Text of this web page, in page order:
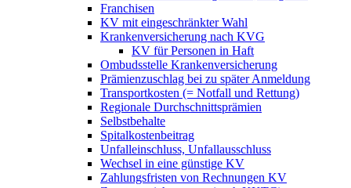
Franchisen
KV mit eingeschränkter Wahl
Krankenversicherung nach KVG
KV für Personen in Haft
Ombudsstelle Krankenversicherung
Prämienzuschlag bei zu später Anmeldung
Transportkosten (= Notfall und Rettung)
Regionale Durchschnittsprämien
Selbstbehalte
Spitalkostenbeitrag
Unfalleinschluss, Unfallausschluss
Wechsel in eine günstige KV
Zahlungsfristen von Rechnungen KV